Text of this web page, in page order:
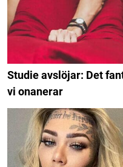
Studie avslöjar: Det
vi onanerar